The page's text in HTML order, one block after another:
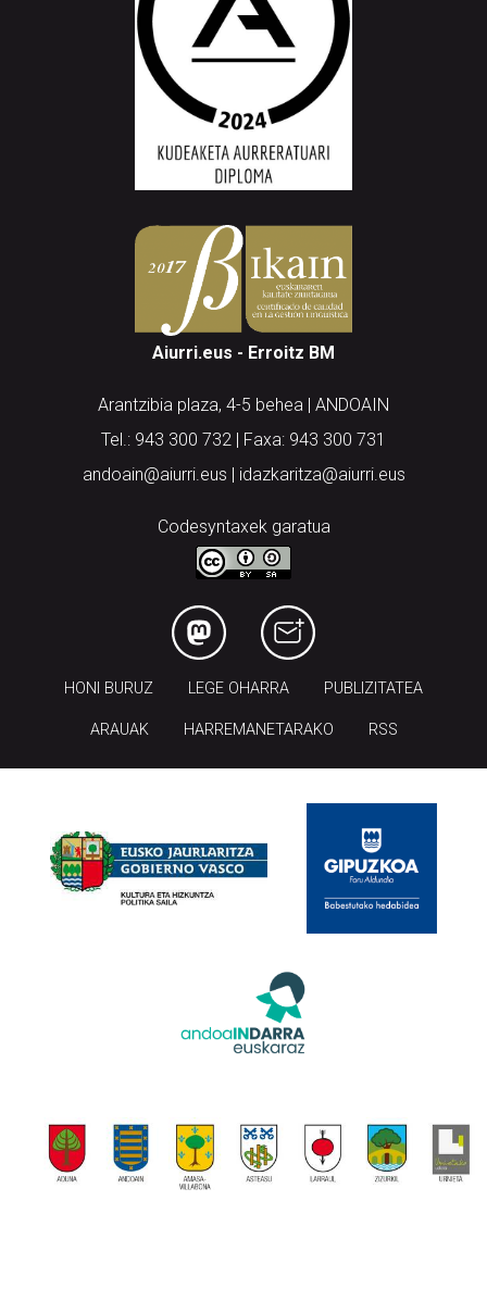
Aiurri.eus - Erroitz BM
Arantzibia plaza, 4-5 behea | ANDOAIN
Tel.: 943 300 732 | Faxa: 943 300 731
andoain@aiurri.eus | idazkaritza@aiurri.eus
Codesyntaxek garatua
HONI BURUZ LEGE OHARRA PUBLIZITATEA
ARAUAK HARREMANETARAKO RSS